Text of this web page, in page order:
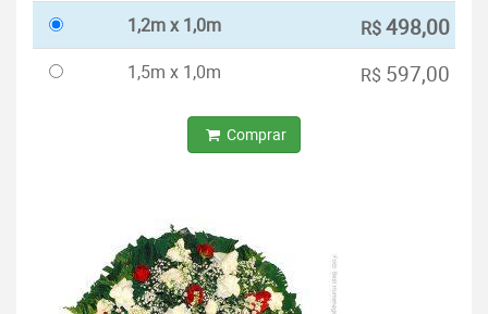
1,2m x 1,0m R$498,00
1,5m x 1,0m R$ 597,00
Comprar